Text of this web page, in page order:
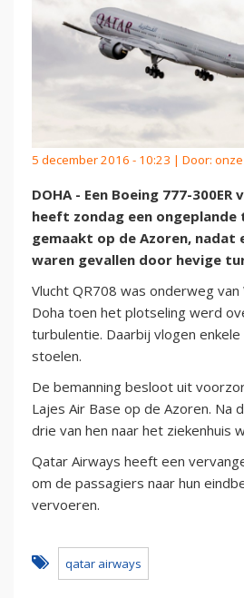
5 december 2016 - 10:23 | Door:
DOHA - Een Boeing 777-
heeft zondag een ongeplande
gemaakt op de Azoren, nadat
waren gevallen door hevige
Vlucht QR708 was onderweg van
Doha toen het plotseling werd
turbulentie. Daarbij vlogen
stoelen.
De bemanning besloot uit
Lajes Air Base op de Azoren. Na
drie van hen naar het ziekenhuis
Qatar Airways heeft een
om de passagiers naar hun
vervoeren.
qatar airways